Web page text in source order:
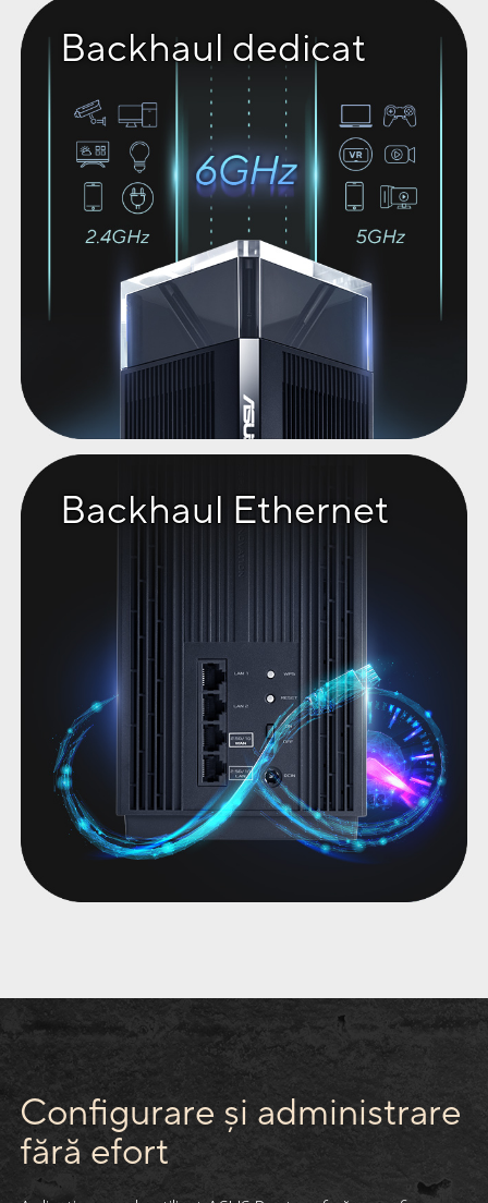
Backhaul dedicat
Backhaul Ethernet
Configurare și administrare
fără efort